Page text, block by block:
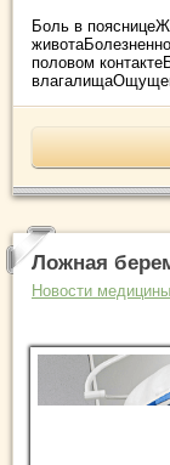
Боль в
половом
Ложная
Новости медицины